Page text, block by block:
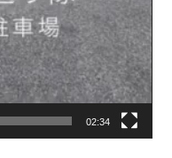
02:34